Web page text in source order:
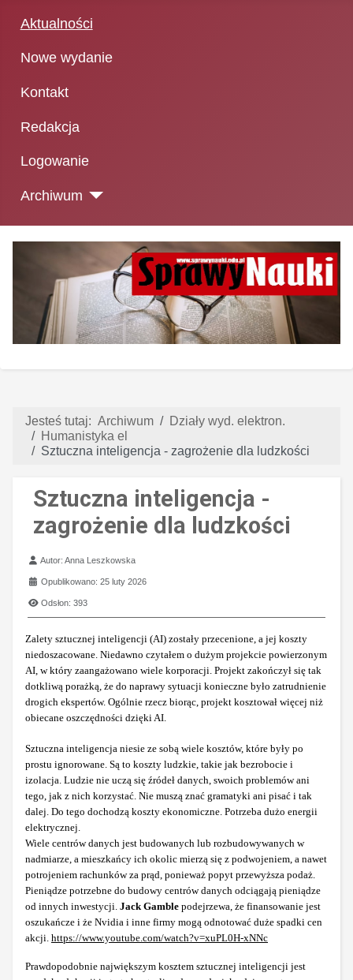
Aktualności
Nowe wydanie
Kontakt
Redakcja
Logowanie
Archiwum
Jesteś tutaj: Archiwum
Działy wyd. elektron.
Humanistyka el
Sztuczna inteligencja - zagrożenie dla ludzkości
Sztuczna inteligencja -
zagrożenie dla ludzkości
Szczegóły
Autor:Anna Leszkowska
Opublikowano: 25 luty 2026
Odsłon: 393
Zalety sztucznej inteligencji (AI) zostały przecenione, a jej koszty
niedoszacowane. Niedawno czytałem o dużym projekcie powierzonym
AI, w który zaangażowano wiele korporacji. Projekt zakończył się tak
dotkliwą porażką, że do naprawy sytuacji konieczne było zatrudnienie
drogich ekspertów. Ogólnie rzecz biorąc, projekt kosztował więcej niż
obiecane oszczędności dzięki AI.
Sztuczna inteligencja niesie ze sobą wiele kosztów, które były po
prostu ignorowane. Są to koszty ludzkie, takie jak bezrobocie i
izolacja. Ludzie nie uczą się źródeł danych, swoich problemów ani
tego, jak z nich korzystać. Nie muszą znać gramatyki ani pisać i tak
dalej. Do tego dochodzą koszty ekonomiczne. Potrzeba dużo energii
elektrycznej.
Wiele centrów danych jest budowanych lub rozbudowywanych w
nadmiarze, a mieszkańcy ich okolic mierzą się z podwojeniem, a nawet
potrojeniem rachunków za prąd, ponieważ popyt przewyższa podaż.
Pieniądze potrzebne do budowy centrów danych odciągają pieniądze
od innych inwestycji. Jack Gamble podejrzewa, że finansowanie jest
oszukańcze i że Nvidia i inne firmy mogą odnotować duże spadki cen
akcji. https://www.youtube.com/watch?v=xuPL0H-xNNc
Prawdopodobnie największym kosztem sztucznej inteligencji jest